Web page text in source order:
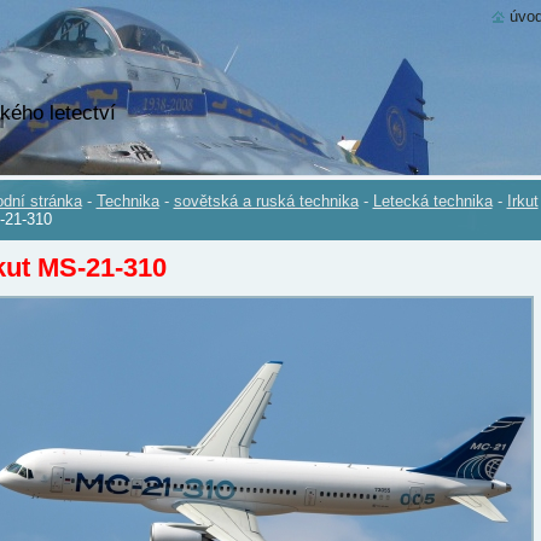
letectví
stránka - Technika - sovětská a ruská technika - Letecká technika - Irkut
21-310
MS-21-310